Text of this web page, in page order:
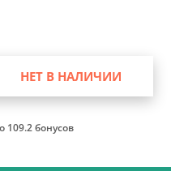
НЕТ В НАЛИЧИИ
109.2 бонусов